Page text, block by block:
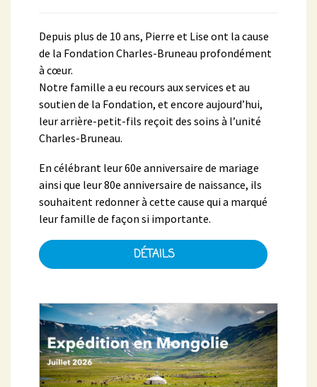
Depuis plus de 10 ans, Pierre et Lise ont la cause
de la Fondation Charles-Bruneau profondément
à cœur.
Notre famille a eu recours aux services et au
soutien de la Fondation, et encore aujourd’hui,
leur arrière-petit-fils reçoit des soins à l’unité
Charles-Bruneau.
En célébrant leur 60e anniversaire de mariage
ainsi que leur 80e anniversaire de naissance, ils
souhaitent redonner à cette cause qui a marqué
leur famille de façon si importante.
DÉTAILS